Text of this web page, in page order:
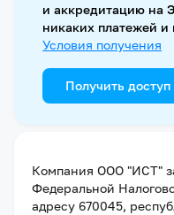
и аккредитацию на
никаких платежей и
Условия получения
Получить доступ
Компания ООО "ИСТ"
Федеральной
адресу 670045,